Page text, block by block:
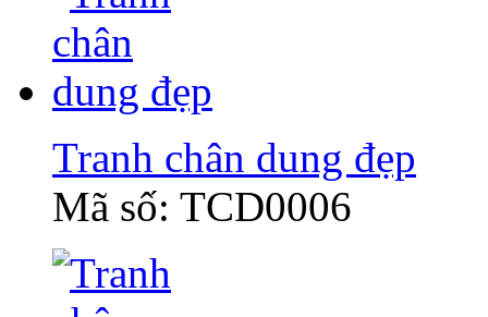
Tranh chân dung đẹp
Mã số: TCD0006